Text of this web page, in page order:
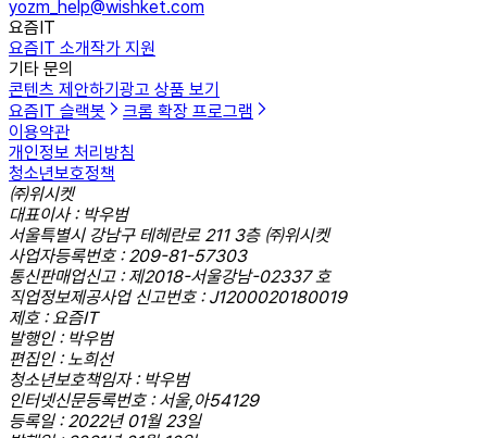
yozm_help@wishket.com
요즘IT
요즘IT 소개작가 지원
기타 문의
콘텐츠 제안하기 광고 상품 보기
요즘IT 슬랙봇
크롬 확장 프로그램
이용약관
개인정보 처리방침
청소년보호정책
㈜위시켓
대표이사 : 박우범
서울특별시 강남구 테헤란로 211 3층 ㈜위시켓
사업자등록번호 : 209-81-57303
통신판매업신고 : 제2018-서울강남-02337 호
직업정보제공사업 신고번호 : J1200020180019
제호 : 요즘IT
발행인 : 박우범
편집인 : 노희선
청소년보호책임자 : 박우범
인터넷신문등록번호 : 서울,아54129
등록일 : 2022년 01월 23일